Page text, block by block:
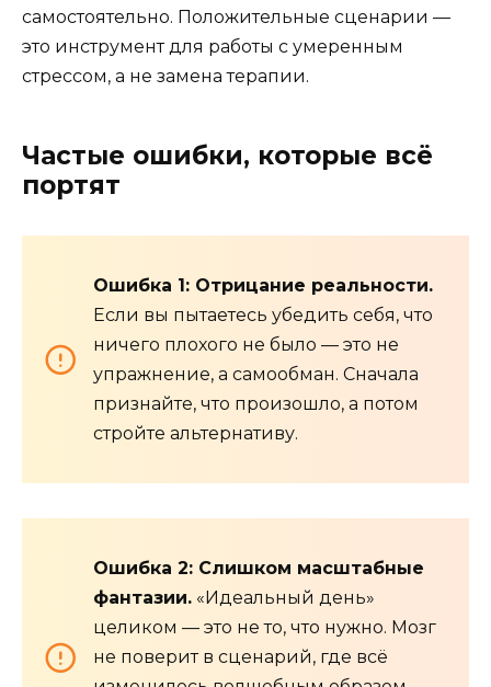
самостоятельно. Положительные сценарии —
это инструмент для работы с умеренным
стрессом, а не замена терапии.
Частые ошибки, которые всё
портят
Ошибка 1: Отрицание реальности.
Если вы пытаетесь убедить себя, что
ничего плохого не было — это не
упражнение, а самообман. Сначала
признайте, что произошло, а потом
стройте альтернативу.
Ошибка 2: Слишком масштабные
фантазии. «Идеальный день»
целиком — это не то, что нужно. Мозг
не поверит в сценарий, где всё